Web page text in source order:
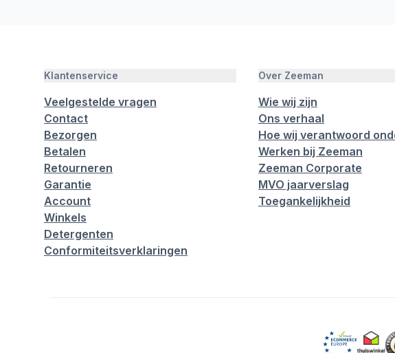
Klantenservice
Veelgestelde vragen
Contact
Bezorgen
Betalen
Retourneren
Garantie
Account
Winkels
Detergenten
Conformiteitsverklaringen
Over Zeeman
Wie wij zijn
Ons verhaal
Hoe wij verantwoord
Werken bij Zeeman
Zeeman Corporate
MVO jaarverslag
Toegankelijkheid